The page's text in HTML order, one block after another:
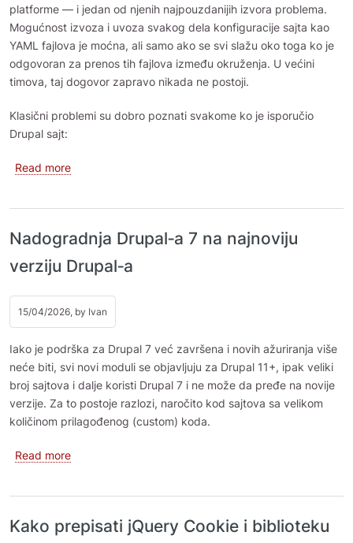
platforme — i jedan od njenih najpouzdanijih izvora problema.
Mogućnost izvoza i uvoza svakog dela konfiguracije sajta kao
YAML fajlova je moćna, ali samo ako se svi slažu oko toga ko je
odgovoran za prenos tih fajlova između okruženja. U većini
timova, taj dogovor zapravo nikada ne postoji.
Klasični problemi su dobro poznati svakome ko je isporučio
Drupal sajt:
Read moreabout Drupal CI‑vođeno upravljanje konfiguracijom
Nadogradnja Drupal‑a 7 na najnoviju
verziju Drupal‑a
15/04/2026, by Ivan
Iako je podrška za Drupal 7 već završena i novih ažuriranja više
neće biti, svi novi moduli se objavljuju za Drupal 11+, ipak veliki
broj sajtova i dalje koristi Drupal 7 i ne može da pređe na novije
verzije. Za to postoje razlozi, naročito kod sajtova sa velikom
količinom prilagođenog (custom) koda.
Read moreabout Nadogradnja Drupal‑a 7 na najnoviju verziju
Kako prepisati jQuery Cookie i biblioteku